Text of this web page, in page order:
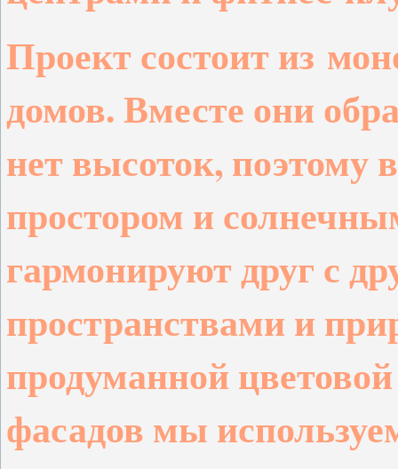
Проект состоит из
домов. Вместе они
нет высоток, поэтому
простором и
гармонируют друг с
пространствами и
продуманной
фасадов мы